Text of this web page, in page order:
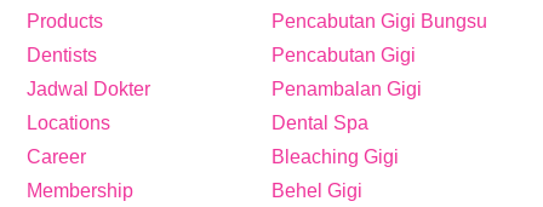
Pencabutan Gigi Bungsu
Pencabutan Gigi
Penambalan Gigi
Dental Spa
Bleaching Gigi
Behel Gigi
Products
Dentists
Jadwal Dokter
Locations
Career
Membership